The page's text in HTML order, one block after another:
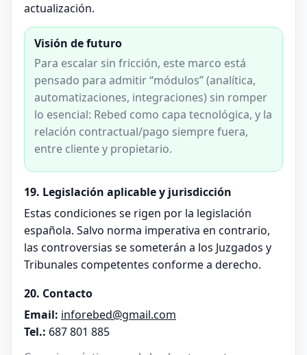
actualización.
Visión de futuro
Para escalar sin fricción, este marco está
pensado para admitir “módulos” (analítica,
automatizaciones, integraciones) sin romper
lo esencial: Rebed como capa tecnológica, y la
relación contractual/pago siempre fuera,
entre cliente y propietario.
19. Legislación aplicable y jurisdicción
Estas condiciones se rigen por la legislación
española. Salvo norma imperativa en contrario,
las controversias se someterán a los Juzgados y
Tribunales competentes conforme a derecho.
20. Contacto
Email: inforebed@gmail.com
Tel.: 687 801 885